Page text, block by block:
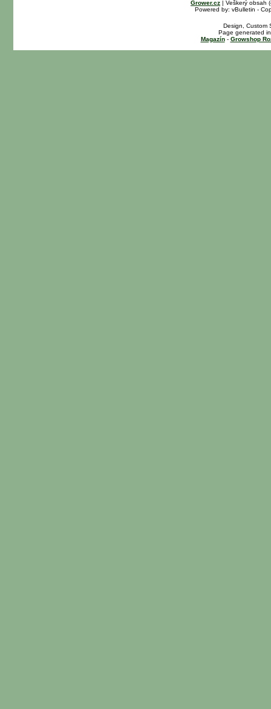
Grower.cz | Veškerý obsah
Powered by: vBulletin -
Design, Custom
Page generated
Magazín- Growshop